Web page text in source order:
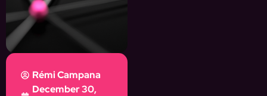
Rémi Campana
December 30,